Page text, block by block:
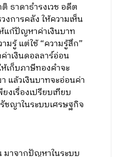
ธา​ดา​ธำ​รง​เวช​ อดีต
งการคลัง​ ให้ความเห็น
แก้ปัญหา​ค่าเงินบาท
ามรู้​ แต่ใช้ “ความรู้สึก”
าเงินดอลลาร์​อ่อน
เก็บภาษีทองคำจะ
แล้วเงินบาทจะอ่อนค่า
งเรื่องเปรียบเทียบ​
ชญาในระบบ​เศรษฐกิจ
มาจากปัญหาในระบบ​